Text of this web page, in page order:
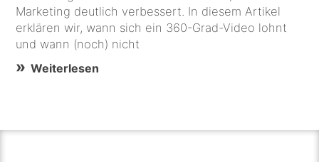
Marketing deutlich verbessert. In diesem Artikel
erklären wir, wann sich ein 360-Grad-Video lohnt
und wann (noch) nicht
Weiterlesen